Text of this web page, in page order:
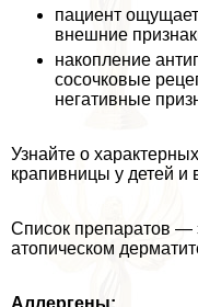
пациент
внешние
накопление
сосочковые
негативные
Узнайте о
крапивницы у детей и
Список препаратов —
атопическом
Аллергены: